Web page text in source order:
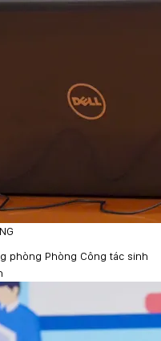
phòng Phòng Công tác sinh